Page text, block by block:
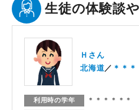
生徒の体験談
Ｈさん
北海道
＊＊＊
利用時の学年 ＊＊＊＊＊＊